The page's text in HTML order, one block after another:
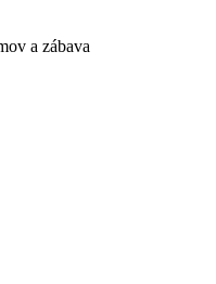
a zábava